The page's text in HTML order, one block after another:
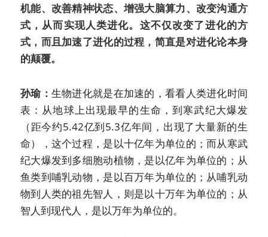
机能、改善精神状态、增强大脑算力、改变沟通方
式，从而实现人类进化。这不仅改变了进化的方
式，而且加速了进化的过程，简直是对进化论本身
的颠覆。
孙瑜： 生物进化就是在加速的，看看人类进化时间
表：从地球上出现最早的生命，到寒武纪大爆发
（距今约5.42亿到5.3亿年间，出现了大量新的生
命），这个过程，是以十亿年为单位的；而从寒武
纪大爆发到多细胞动植物，是以亿年为单位的；从
鱼类到哺乳动物，是以百万年为单位的；从哺乳动
物到人类的祖先智人，则是以十万年为单位的；从
智人到现代人，是以万年为单位的。